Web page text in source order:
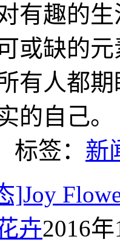
有趣的
或缺的
有人都
的自己。
标签： 新
]Joy
卉2016